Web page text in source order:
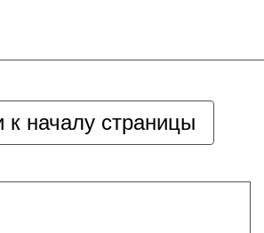
к началу страницы